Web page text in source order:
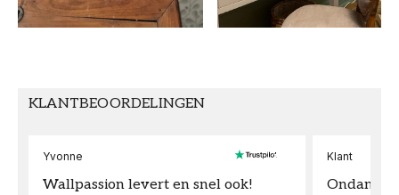
Muurverf - Binnen - W27 Morgondimma (9.0L)
KLANTBEOORDELINGEN
Yvonne
Wallpassion levert en snel ook!
Klant
Ondanks